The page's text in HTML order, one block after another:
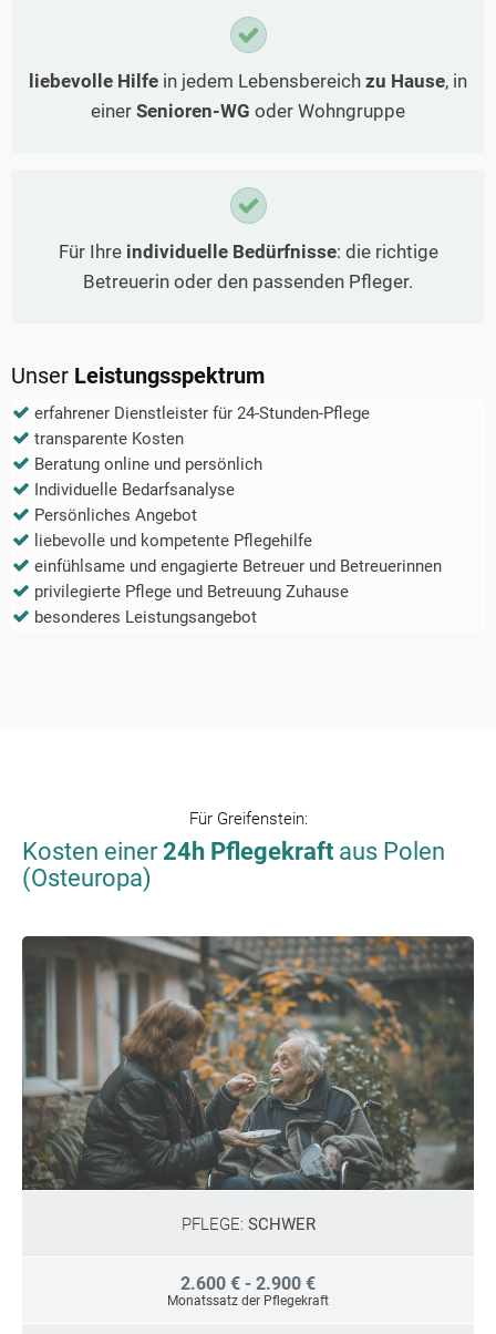
liebevolle Hilfe in jedem Lebensbereich zu Hause, in
einer Senioren-WG oder Wohngruppe
Für Ihre individuelle Bedürfnisse: die richtige
Betreuerin oder den passenden Pfleger.
Unser Leistungsspektrum
erfahrener Dienstleister für 24-Stunden-Pflege
transparente Kosten
Beratung online und persönlich
Individuelle Bedarfsanalyse
Persönliches Angebot
liebevolle und kompetente Pflegehilfe
einfühlsame und engagierte Betreuer und Betreuerinnen
privilegierte Pflege und Betreuung Zuhause
besonderes Leistungsangebot
Für Greifenstein:
Kosten einer24h Pflegekraft aus Polen
(Osteuropa)
PFLEGE: SCHWER
2.600 € - 2.900 €
Monatssatz der Pflegekraft